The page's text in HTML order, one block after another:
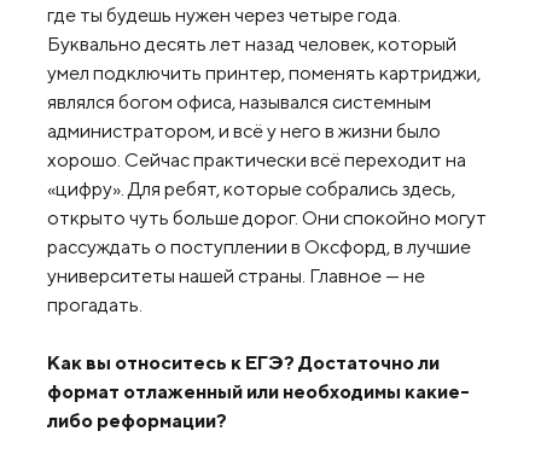
где ты будешь нужен через четыре года.
Буквально десять лет назад человек, который
умел подключить принтер, поменять картриджи,
являлся богом офиса, назывался системным
администратором, и всё у него в жизни было
хорошо. Сейчас практически всё переходит на
«цифру». Для ребят, которые собрались здесь,
открыто чуть больше дорог. Они спокойно могут
рассуждать о поступлении в Оксфорд, в лучшие
университеты нашей страны. Главное — не
прогадать.
Как вы относитесь к ЕГЭ? Достаточно ли
формат отлаженный или необходимы какие-
либо реформации?